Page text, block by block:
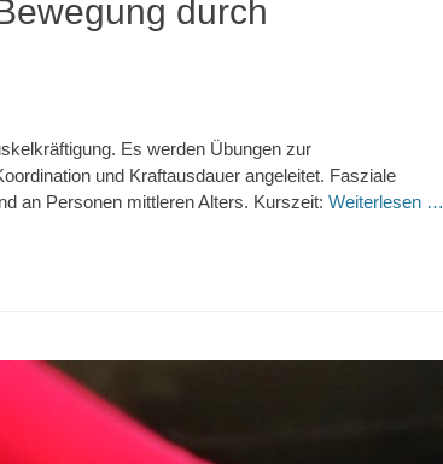
durch
Es werden Übungen zur
und Kraftausdauer angeleitet. Fasziale
an Personen mittleren Alters. Kurszeit: Weiterlesen …